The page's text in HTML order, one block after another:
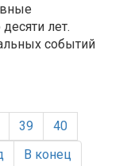
лет.
событий
39
40
В конец